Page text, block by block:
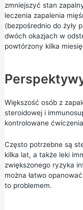
zmniejszyć stan
leczenia zapalenia
(bezpośrednio do żyły
dwóch okazjach w
powtórzony kilka
Większość osób z
steroidowej i
kontrolowane
Często potrzebne są
kilka lat, a także leki
zwiększonego ryzyka
można łatwo
to problemem.